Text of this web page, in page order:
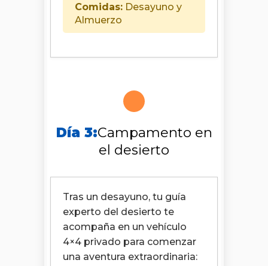
Comidas: Desayuno y
Almuerzo
Día 3:Campamento en
el desierto
Tras un desayuno, tu guía
experto del desierto te
acompaña en un vehículo
4×4 privado para comenzar
una aventura extraordinaria: